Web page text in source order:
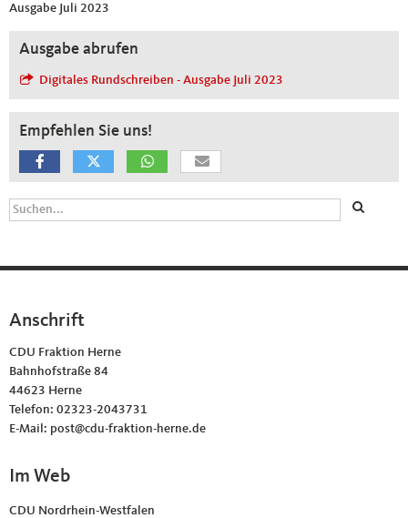
Ausgabe Juli 2023
Ausgabe abrufen
Digitales Rundschreiben - Ausgabe Juli 2023
Empfehlen Sie uns!
Suchformular
Suche
Fußbereich
Anschrift
CDU Fraktion Herne
Bahnhofstraße 84
44623 Herne
Telefon: 02323-2043731
E-Mail: post@cdu-fraktion-herne.de
Im Web
CDU Nordrhein-Westfalen